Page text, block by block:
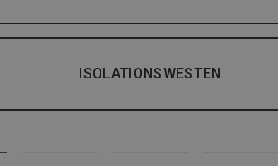
ISOLATIONSWESTEN